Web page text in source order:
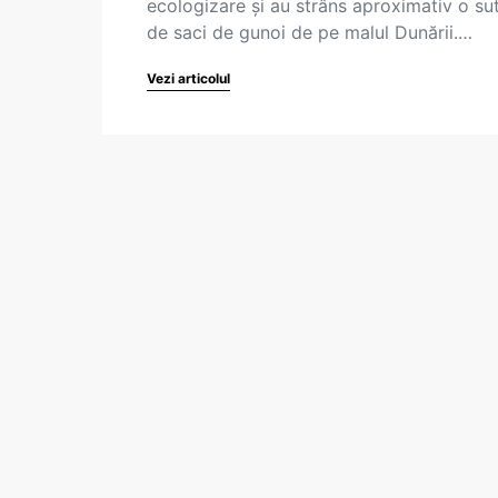
ecologizare și au strâns aproximativ o
de saci de gunoi de pe malul Dunării.…
Vezi articolul